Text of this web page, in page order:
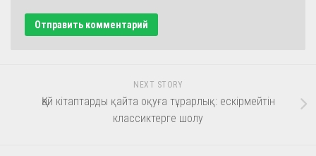
NEXT STORY
Қай кітаптарды қайта оқуға тұрарлық: ескірмейтін
классиктерге шолу